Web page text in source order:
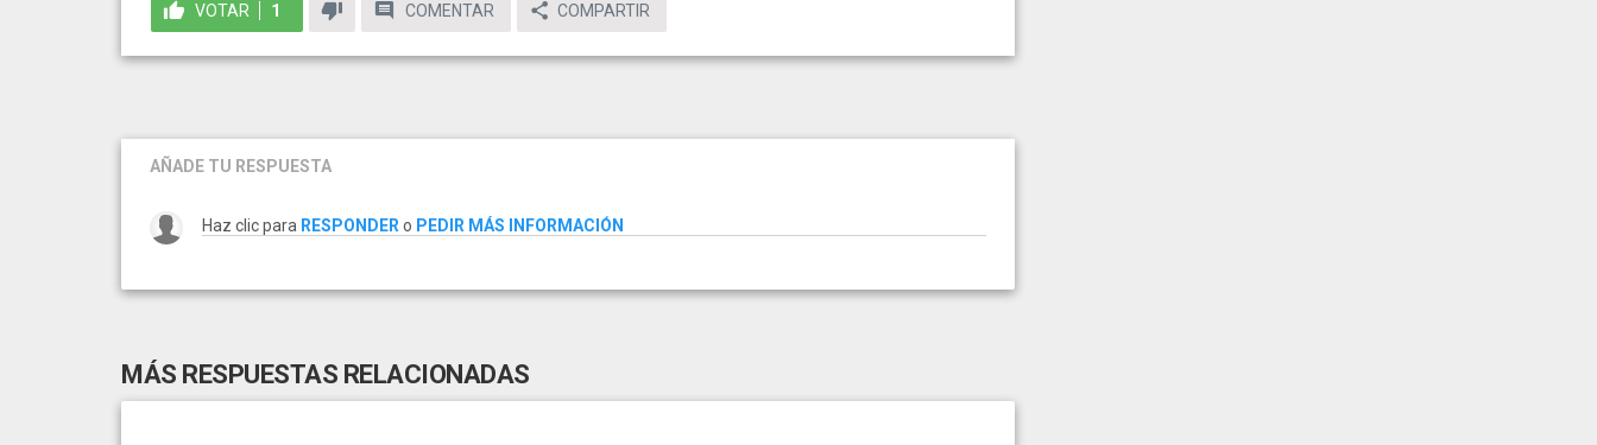
VOTAR 1 COMENTAR COMPARTIR
AÑADE TU RESPUESTA
Haz clic para RESPONDERo PEDIR MÁS INFORMACIÓN
MÁS RESPUESTAS RELACIONADAS